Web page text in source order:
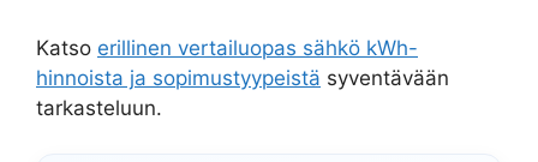
Katso erillinen vertailuopas sähkö kWh-
hinnoista ja sopimustyypeistä syventävään
tarkasteluun.